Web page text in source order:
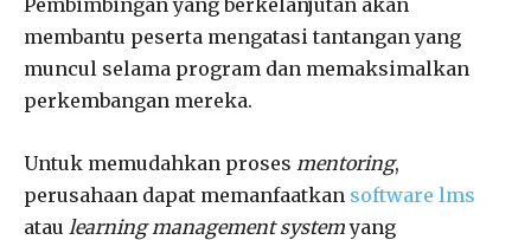
membantu peserta mengatasi tantangan yang
muncul selama program dan memaksimalkan
perkembangan mereka.
Untuk memudahkan proses mentoring,
perusahaan dapat memanfaatkan software lms
atau learning management systemyang